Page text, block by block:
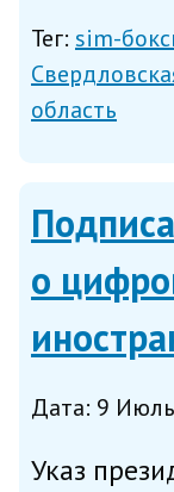
Тег: sim-
область
о
Дата: 9
Указ